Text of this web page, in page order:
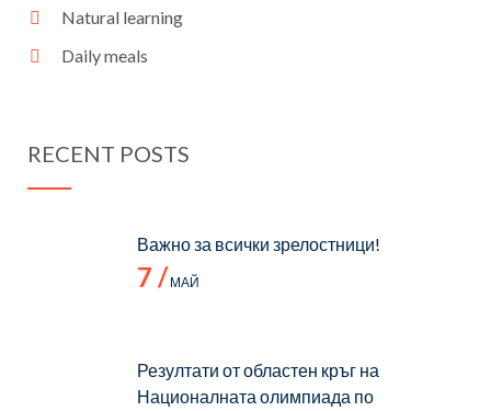
Natural learning
Daily meals
RECENT POSTS
Важно за всички зрелостници!
7 / МАЙ
Резултати от областен кръг на
Националната олимпиада по